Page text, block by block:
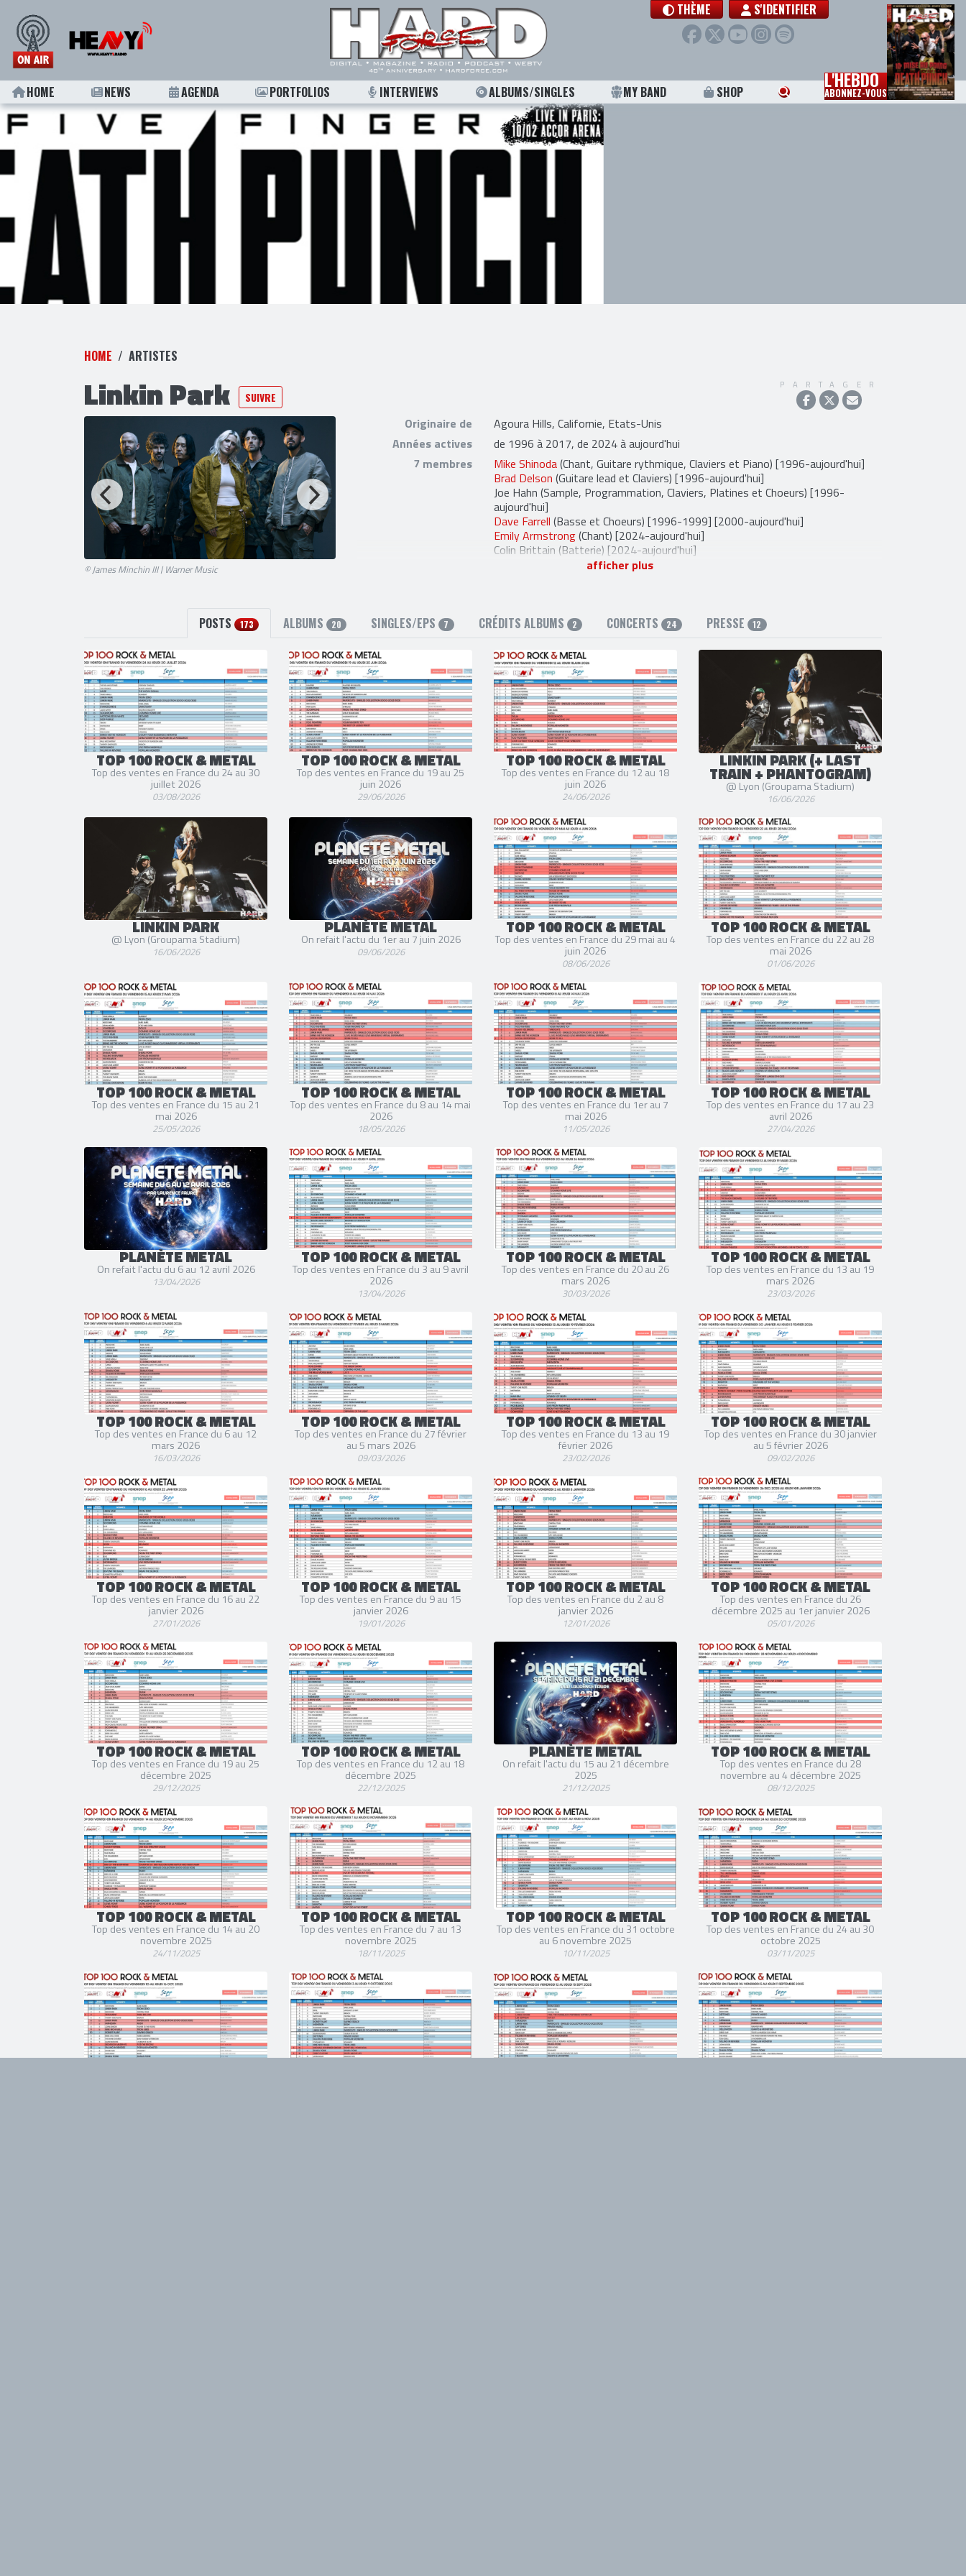
THÈME S'IDENTIFIER
HOME NEWS AGENDA PORTFOLIOS INTERVIEWS ALBUMS/SINGLES MY BAND SHOP L'HEBDO
ABONNEZ-VOUS
HOME ARTISTES
Linkin Park SUIVRE
PARTAGER
© James Minchin III | Warner Music
Originaire de
Agoura Hills, Californie, Etats-Unis
Années actives
de 1996 à 2017, de 2024 à aujourd'hui
7 membres
Mike Shinoda(Chant, Guitare rythmique, Claviers et Piano) [1996-aujourd'hui]
Brad Delson (Guitare lead et Claviers) [1996-aujourd'hui]
Joe Hahn (Sample, Programmation, Claviers, Platines et Choeurs) [1996-
aujourd'hui]
Dave Farrell (Basse et Choeurs) [1996-1999] [2000-aujourd'hui]
Emily Armstrong(Chant) [2024-aujourd'hui]
Colin Brittain (Batterie) [2024-aujourd'hui]
(Guitare (live)) [2024-aujourd'hui]
Ian Hornbeck
Scott Koziol(Basse (studio)) [2000-2000]
Rob Bourdon(Batterie et Percussions) [1996-2017]
2 liens externes
site officieletfacebook
afficher plus
POSTS 173 ALBUMS 20 SINGLES/EPS 7 CRÉDITS ALBUMS 2 CONCERTS 24 PRESSE 12
TOP 100 ROCK & METAL
Top des ventes en France du 24 au 30
juillet 2026
03/08/2026
TOP 100 ROCK & METAL
Top des ventes en France du 19 au 25
juin 2026
29/06/2026
TOP 100 ROCK & METAL
Top des ventes en France du 12 au 18
juin 2026
24/06/2026
LINKIN PARK (+ LAST
TRAIN + PHANTOGRAM)
@ Lyon (Groupama Stadium)
16/06/2026
LINKIN PARK
@ Lyon (Groupama Stadium)
16/06/2026
PLANÈTE METAL
On refait l'actu du 1er au 7 juin 2026
09/06/2026
TOP 100 ROCK & METAL
Top des ventes en France du 29 mai au 4
juin 2026
08/06/2026
TOP 100 ROCK & METAL
Top des ventes en France du 22 au 28
mai 2026
01/06/2026
TOP 100 ROCK & METAL
Top des ventes en France du 15 au 21
mai 2026
25/05/2026
TOP 100 ROCK & METAL
Top des ventes en France du 8 au 14 mai
2026
18/05/2026
TOP 100 ROCK & METAL
Top des ventes en France du 1er au 7
mai 2026
11/05/2026
TOP 100 ROCK & METAL
Top des ventes en France du 17 au 23
avril 2026
27/04/2026
PLANÈTE METAL
On refait l'actu du 6 au 12 avril 2026
13/04/2026
TOP 100 ROCK & METAL
Top des ventes en France du 3 au 9 avril
2026
13/04/2026
TOP 100 ROCK & METAL
Top des ventes en France du 20 au 26
mars 2026
30/03/2026
TOP 100 ROCK & METAL
Top des ventes en France du 13 au 19
mars 2026
23/03/2026
TOP 100 ROCK & METAL
Top des ventes en France du 6 au 12
mars 2026
16/03/2026
TOP 100 ROCK & METAL
Top des ventes en France du 27 février
au 5 mars 2026
09/03/2026
TOP 100 ROCK & METAL
Top des ventes en France du 13 au 19
février 2026
23/02/2026
TOP 100 ROCK & METAL
Top des ventes en France du 30 janvier
au 5 février 2026
09/02/2026
TOP 100 ROCK & METAL
Top des ventes en France du 16 au 22
janvier 2026
27/01/2026
TOP 100 ROCK & METAL
Top des ventes en France du 9 au 15
janvier 2026
19/01/2026
TOP 100 ROCK & METAL
Top des ventes en France du 2 au 8
janvier 2026
12/01/2026
TOP 100 ROCK & METAL
Top des ventes en France du 26
décembre 2025 au 1er janvier 2026
05/01/2026
TOP 100 ROCK & METAL
Top des ventes en France du 19 au 25
décembre 2025
29/12/2025
TOP 100 ROCK & METAL
Top des ventes en France du 12 au 18
décembre 2025
22/12/2025
PLANÈTE METAL
On refait l'actu du 15 au 21 décembre
2025
21/12/2025
TOP 100 ROCK & METAL
Top des ventes en France du 28
novembre au 4 décembre 2025
08/12/2025
TOP 100 ROCK & METAL
Top des ventes en France du 14 au 20
novembre 2025
24/11/2025
TOP 100 ROCK & METAL
Top des ventes en France du 7 au 13
novembre 2025
18/11/2025
TOP 100 ROCK & METAL
Top des ventes en France du 31 octobre
au 6 novembre 2025
10/11/2025
TOP 100 ROCK & METAL
Top des ventes en France du 24 au 30
octobre 2025
03/11/2025